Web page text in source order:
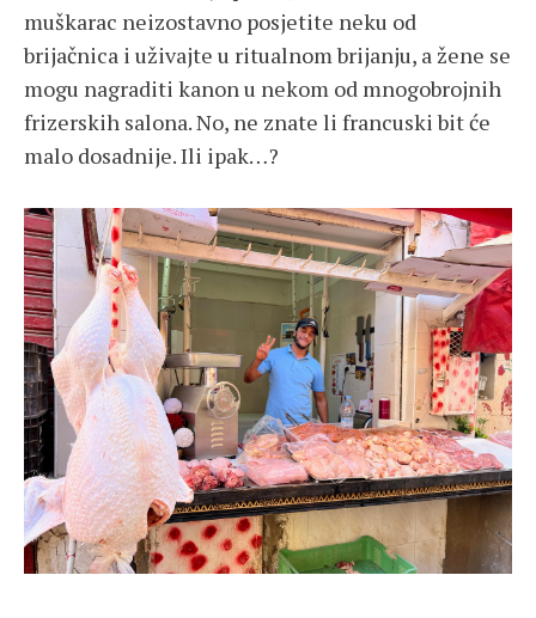
muškarac neizostavno posjetite neku od
brijačnica i uživajte u ritualnom brijanju, a žene se
mogu nagraditi kanon u nekom od mnogobrojnih
frizerskih salona. No, ne znate li francuski bit će
malo dosadnije. Ili ipak…?